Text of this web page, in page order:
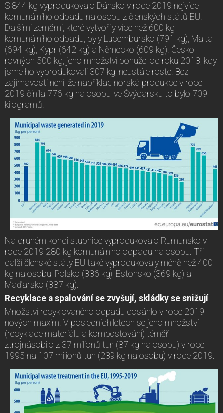
S 844 kg vyprodukovalo Dánsko v roce 2019 nejvíce
komunálního odpadu na osobu z členských států EU.
Dalšími zeměmi, které vytvořily více než 600 kg
komunálního odpadu, byly Lucembursko (791 kg), Malta
(694 kg), Kypr (642 kg) a Německo (609 kg). Česko
rovných 500 kg, jeho množství bohužel od roku 2013, kdy
jsme ho vyprodukovali 307 kg, neustále roste. Bez
zajímavosti není, že například norská produkce v roce
2019 činila 776 kg na osobu, ve Švýcarsku to bylo 709
kilogramů.
Na druhém konci stupnice vyprodukovalo Rumunsko v
roce 2019 280 kg komunálního odpadu na osobu. Tři
další členské státy EU také vyprodukovaly méně než 400
kg na osobu: Polsko (336 kg), Estonsko (369 kg) a
Maďarsko (387 kg).
Recyklace a spalování se zvyšují, skládky se snižují
Množství recyklovaného odpadu dosáhlo v roce 2019
nových maxim. V posledních letech se jeho množství
(recyklace materiálu a kompostování) téměř
ztrojnásobilo z 37 milionů tun (87 kg na osobu) v roce
1995 na 107 milionů tun (239 kg na osobu) v roce 2019.